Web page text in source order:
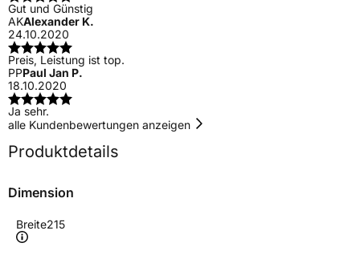
Gut und Günstig
AKAlexander K.
24.10.2020
Preis, Leistung ist top.
PPPaul Jan P.
18.10.2020
Ja sehr.
alle Kundenbewertungen anzeigen
Produktdetails
Dimension
Breite215